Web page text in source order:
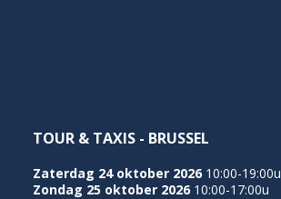
TOUR & TAXIS - BRUSSEL
Zaterdag 24 oktober 2026 10:00-19:00u
Zondag 25 oktober 2026 10:00-17:00u